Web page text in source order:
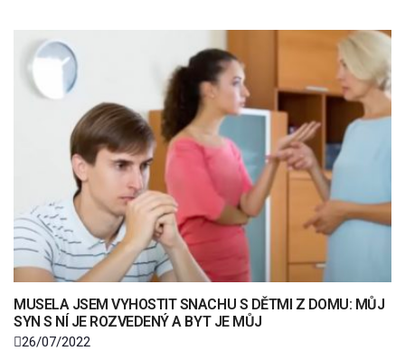
MUSELA JSEM VYHOSTIT SNACHU S DĚTMI Z DOMU: MŮJ
SYN S NÍ JE ROZVEDENÝ A BYT JE MŮJ
26/07/2022